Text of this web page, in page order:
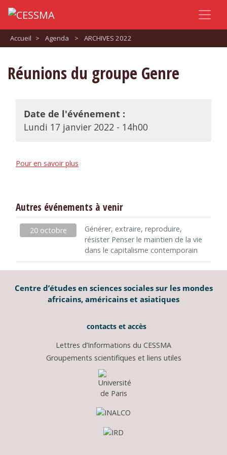
Accueil > Agenda > ARCHIVES 2022
Réunions du groupe Genre
Date de l'événement :
Lundi 17 janvier 2022 - 14h00
Pour en savoir plus
Autres événements à venir
20 octobre
Générer, extraire, reproduire,
résister Penser le maintien de la vie
dans le capitalisme contemporain
Centre d’études en sciences sociales sur les mondes
africains, américains et asiatiques
contacts et accès
Lettres d’Informations du CESSMA
Groupements scientifiques et liens utiles